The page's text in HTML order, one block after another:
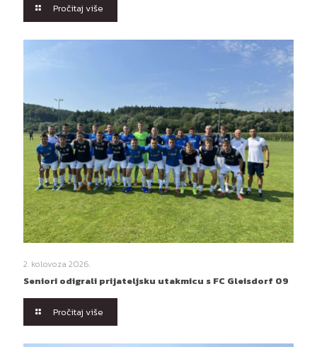
Pročitaj više
2. kolovoza 2026.
Seniori odigrali prijateljsku utakmicu s FC Gleisdorf 09
Pročitaj više